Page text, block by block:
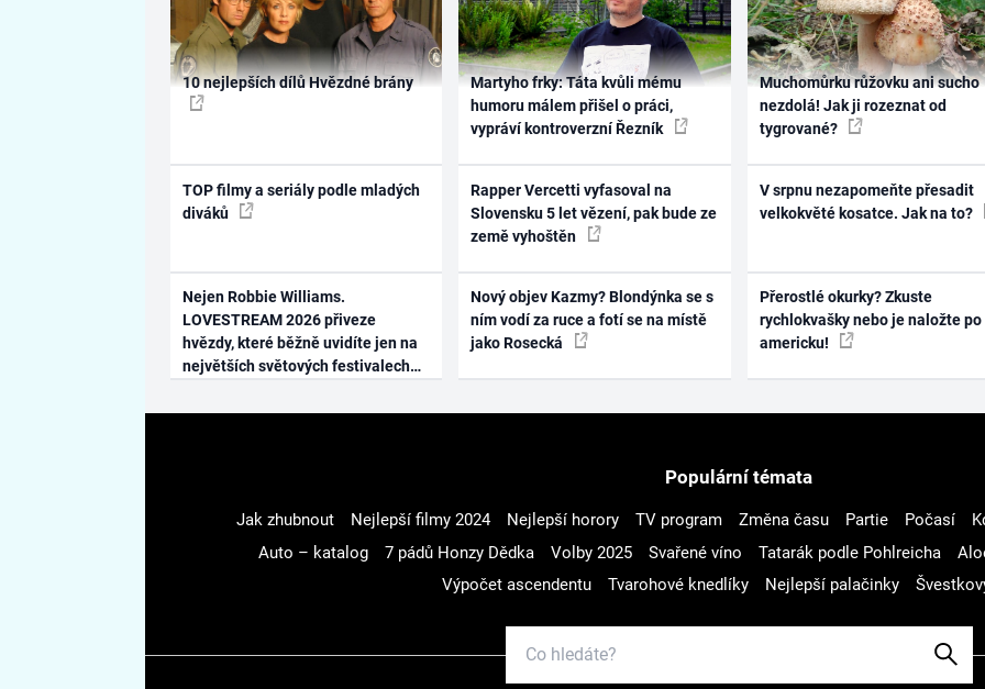
10 nejlepších dílů Hvězdné brány
TOP filmy a seriály podle mladých
diváků
Nejen Robbie Williams.
LOVESTREAM 2026 přiveze
hvězdy, které běžně uvidíte jen na
největších světových festivalech
Martyho frky: Táta kvůli mému
humoru málem přišel o práci,
vypráví kontroverzní Řezník
Rapper Vercetti vyfasoval na
Slovensku 5 let vězení, pak bude ze
země vyhoštěn
Nový objev Kazmy? Blondýnka se s
ním vodí za ruce a fotí se na místě
jako Rosecká
Muchomůrku růžovku ani sucho
nezdolá! Jak ji rozeznat od
tygrované?
V srpnu nezapomeňte přesadit
velkokvěté kosatce. Jak na to?
Přerostlé okurky? Zkuste
rychlokvašky nebo je naložte po
americku!
Populární témata
Jak zhubnout Nejlepší filmy 2024 Nejlepší horory TV program Změna času Partie Počasí
Auto – katalog
7 pádů Honzy Dědka Volby 2025 Svařené víno Tatarák podle Pohlreicha
Výpočet ascendentu
Tvarohové knedlíky Nejlepší palačinky